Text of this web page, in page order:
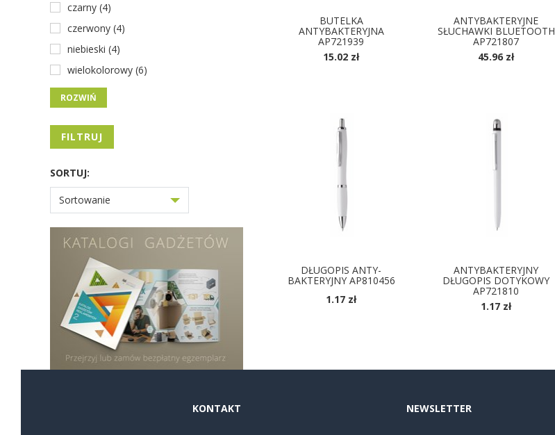
czarny (4)
czerwony (4)
niebieski (4)
wielokolorowy (6)
ROZWIŃ
FILTRUJ
SORTUJ:
Sortowanie
BUTELKA
ANTYBAKTERYJNA
AP721939
15.02 zł
ANTYBAKTERYJNE
SŁUCHAWKI BLUETOOTH
AP721807
45.96 zł
DŁUGOPIS ANTY-
BAKTERYJNY AP810456
1.17 zł
ANTYBAKTERYJNY
DŁUGOPIS DOTYKOWY
AP721810
1.17 zł
KONTAKT NEWSLETTER